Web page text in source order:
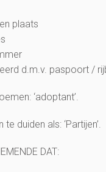
plaats
d.m.v. paspoort /
‘adoptant’.
duiden als: ‘Partijen’.
DAT: